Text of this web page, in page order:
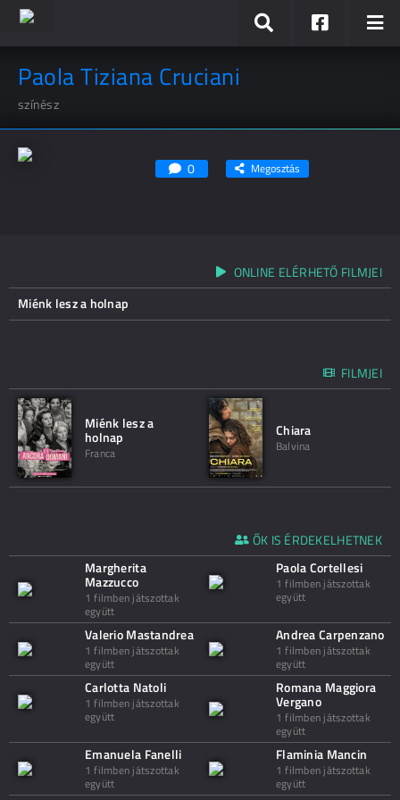
Paola Tiziana Cruciani
színész
0 Megosztás
ONLINE ELÉRHETŐ FILMJEI
Miénk lesz a holnap
FILMJEI
Miénk lesz a
holnap
Franca
Chiara
Balvina
ŐK IS ÉRDEKELHETNEK
Margherita
Mazzucco
1 filmben játszottak
együtt
Paola Cortellesi
1 filmben játszottak
együtt
Valerio Mastandrea
1 filmben játszottak
együtt
Andrea Carpenzano
1 filmben játszottak
együtt
Carlotta Natoli
1 filmben játszottak
együtt
Romana Maggiora
Vergano
1 filmben játszottak
együtt
Emanuela Fanelli
1 filmben játszottak
együtt
Flaminia Mancin
1 filmben játszottak
együtt